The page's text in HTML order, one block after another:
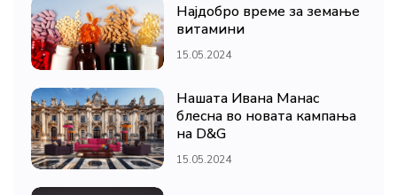
Најдобро време за земање
витамини
15.05.2024
Нашата Ивана Манас
блесна во новата кампања
на D&G
15.05.2024